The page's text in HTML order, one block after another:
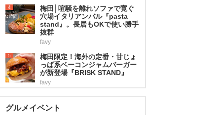
4
梅田│喧騒を離れソファで寛ぐ
穴場イタリアンバル『pasta
stand』。長居もOKで使い勝手
抜群
favy
5
梅田限定！海外の定番・甘じょ
っぱ系ベーコンジャムバーガー
が新登場『BRISK STAND』
favy
グルメイベント